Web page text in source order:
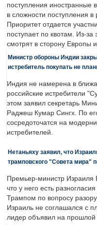
поступления иностранные
в сложности поступления
Приоритет отдается
поступает по квотам. Из-за
смотрят в сторону Европы
Министр обороны Индии
истребитель покупать не
Индия не намерена в
российские истребители
этом заявил секретарь
Раджеш Кумар Сингх. По
сосредоточатся на
истребителей.
Нетаньяху заявил, что
трамповского "Совета мира"
Премьер-министр Израиля
что у него есть
Трампом по вопросу
Израиль не соглашался с
лидер объявил на прошлой